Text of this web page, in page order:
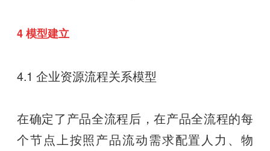
4 模型建立
4.1 企业资源流程关系模型
在确定了产品全流程后，在产品全流程的每
个节点上按照产品流动需求配置人力、物